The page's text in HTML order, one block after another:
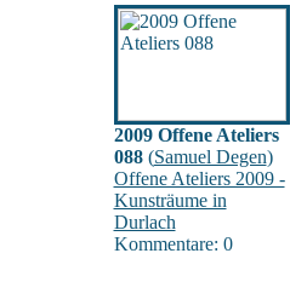
2009 Offene Ateliers
088(Samuel Degen)
Offene Ateliers 2009 -
Kunsträume in
Durlach
Kommentare: 0